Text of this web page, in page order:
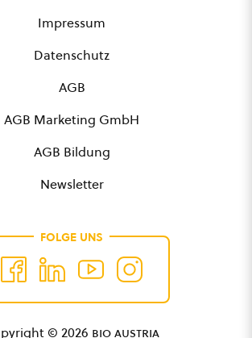
Impressum
Datenschutz
AGB
AGB Marketing GmbH
AGB Bildung
Newsletter
FOLGE UNS
© 2026 bio austria